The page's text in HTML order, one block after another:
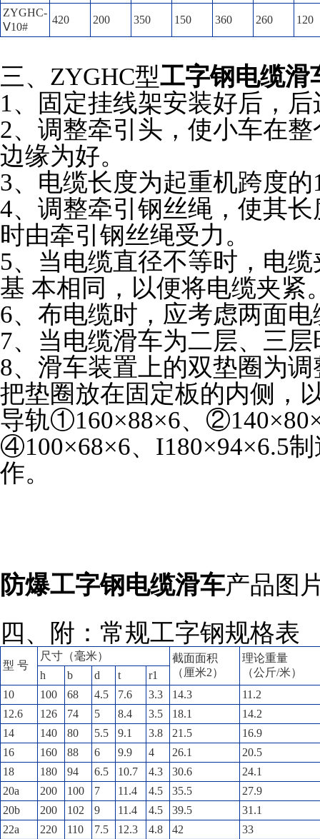
ZYGHC-
Ⅴ10#
420 200 350 150 360 260 120
三、ZYGHC型工字钢电缆滑
1、固定挂线架安装好后，
2、调整牵引头，使小车
边缘为好。
3、电缆长度为起重机跨度的
4、调整牵引钢丝绳，使其
时由牵引钢丝绳受力。
5、当电缆直径不等时，电
基 本相同，以便将电缆夹紧
6、布电缆时，应考虑两
7、当电缆滑车为二层、三层
8、滑车装置上的双垫圈为调
把垫圈放在固定板的内侧
导轨①160×88×6、②140×80
④100×68×6、 I180×94×6.5制
作。
防爆工字钢电缆滑车产品图
四、附：常规工字钢规格表
型 号
尺寸（毫米）
截面面积
（厘米2）
理论重量
（公斤/米）
h b d t
r1
10
100 68 4.5 7.6 3.3 14.3
11.2
12.6
126 74 5 8.4 3.5 18.1
14.2
14
140 80 5.5 9.1 3.8 21.5
16.9
16
160 88 6 9.9 4 26.1
20.5
18
180 94 6.5 10.7 4.3 30.6
24.1
20a
200 100 7 11.4 4.5 35.5
27.9
20b
200 102 9 11.4 4.5 39.5
31.1
22a
220 110 7.5 12.3 4.8 42
33